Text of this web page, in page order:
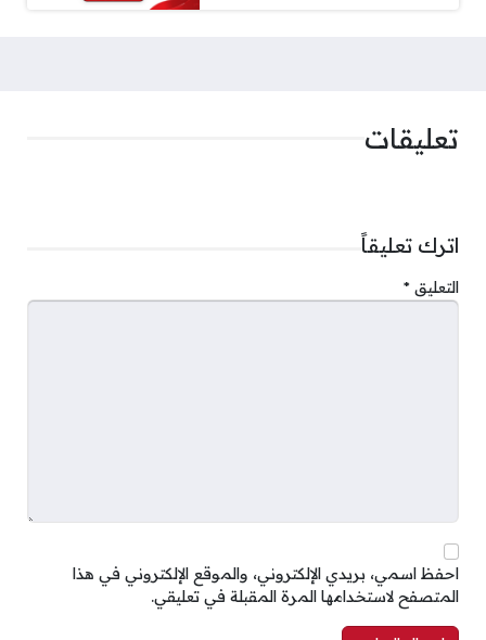
تعليقات
اترك تعليقاً
التعليق *
احفظ اسمي، بريدي الإلكتروني، والموقع الإلكتروني في هذا
المتصفح لاستخدامها المرة المقبلة في تعليقي.